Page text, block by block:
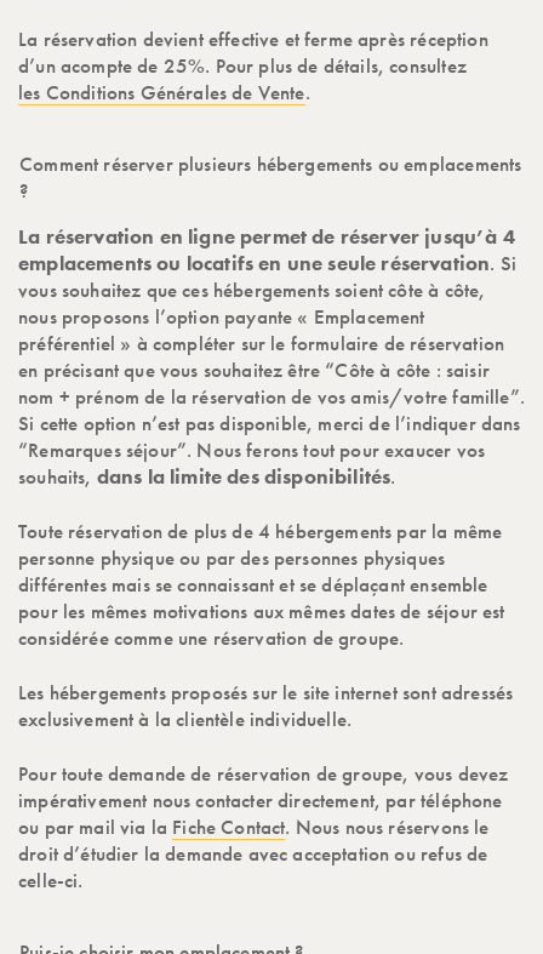
La réservation devient effective et ferme après réception
d’un acompte de 25%. Pour plus de détails, consultez
les Conditions Générales de Vente.
Comment réserver plusieurs hébergements ou emplacements
?
La réservation en ligne permet de réserver jusqu’à 4
emplacements ou locatifs en une seule réservation. Si
vous souhaitez que ces hébergements soient côte à côte,
nous proposons l’option payante « Emplacement
préférentiel » à compléter sur le formulaire de réservation
en précisant que vous souhaitez être “Côte à côte : saisir
nom + prénom de la réservation de vos amis/votre famille”.
Si cette option n’est pas disponible, merci de l’indiquer dans
“Remarques séjour”. Nous ferons tout pour exaucer vos
souhaits, dans la limite des disponibilités.
Toute réservation de plus de 4 hébergements par la même
personne physique ou par des personnes physiques
différentes mais se connaissant et se déplaçant ensemble
pour les mêmes motivations aux mêmes dates de séjour est
considérée comme une réservation de groupe.
Les hébergements proposés sur le site internet sont adressés
exclusivement à la clientèle individuelle.
Pour toute demande de réservation de groupe, vous devez
impérativement nous contacter directement, par téléphone
ou par mail via la Fiche Contact. Nous nous réservons le
droit d’étudier la demande avec acceptation ou refus de
celle-ci.